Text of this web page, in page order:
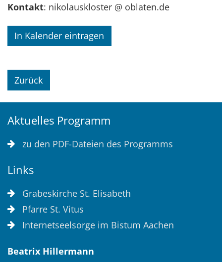
Kontakt: nikolauskloster @ oblaten.de
In Kalender eintragen
Zurück
Aktuelles Programm
zu den PDF-Dateien des Programms
Links
Grabeskirche St. Elisabeth
Pfarre St. Vitus
Internetseelsorge im Bistum Aachen
Beatrix Hillermann